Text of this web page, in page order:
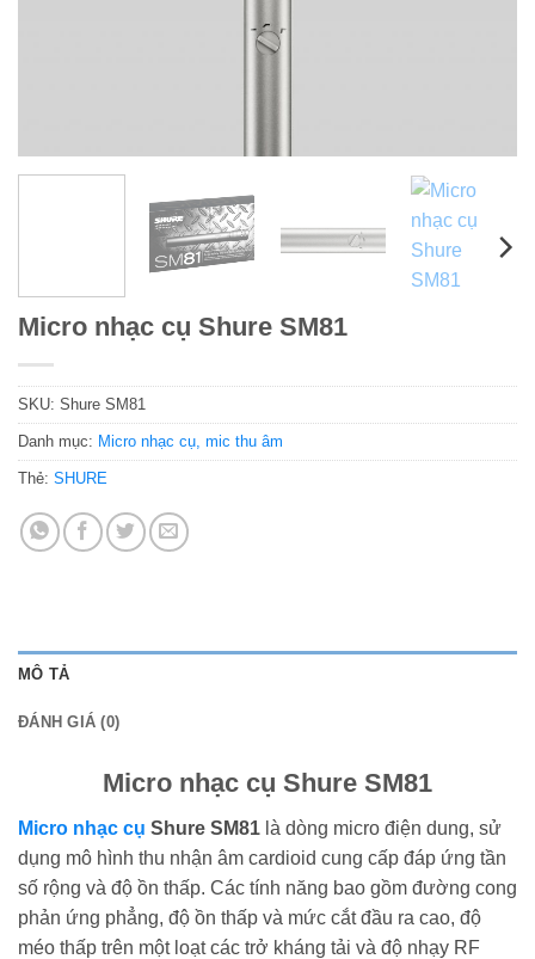
Micro nhạc cụ Shure SM81
SKU: Shure SM81
Danh mục: Micro nhạc cụ, mic thu âm
Thẻ: SHURE
MÔ TẢ
ĐÁNH GIÁ (0)
Micro nhạc cụ Shure SM81
Micro nhạc cụ Shure SM81 là dòng micro điện dung, sử
dụng mô hình thu nhận âm cardioid cung cấp đáp ứng tần
số rộng và độ ồn thấp. Các tính năng bao gồm đường cong
phản ứng phẳng, độ ồn thấp và mức cắt đầu ra cao, độ
méo thấp trên một loạt các trở kháng tải và độ nhạy RF